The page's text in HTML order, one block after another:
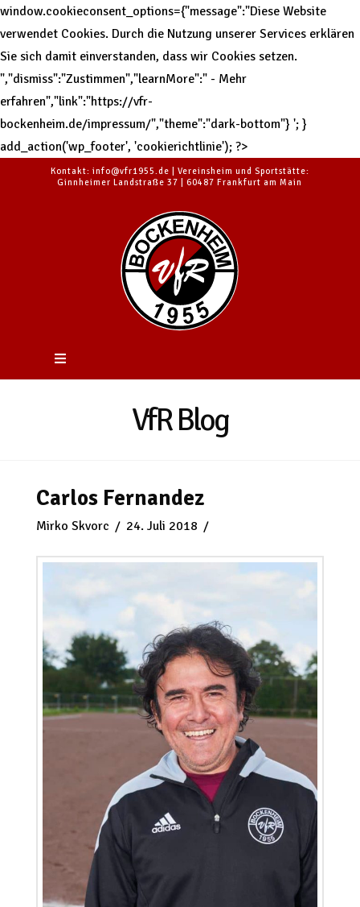
window.cookieconsent_options={"message":"Diese Website
verwendet Cookies. Durch die Nutzung unserer Services erklären
Sie sich damit einverstanden, dass wir Cookies setzen.
","dismiss":"Zustimmen","learnMore":" - Mehr
erfahren","link":"https://vfr-
bockenheim.de/impressum/","theme":"dark-bottom"} '; }
add_action('wp_footer', 'cookierichtlinie'); ?>
Kontakt: info@vfr1955.de | Vereinsheim und Sportstätte:
Ginnheimer Landstraße 37 | 60487 Frankfurt am Main
VfR Blog
Carlos Fernandez
Mirko Skvorc 24. Juli 2018